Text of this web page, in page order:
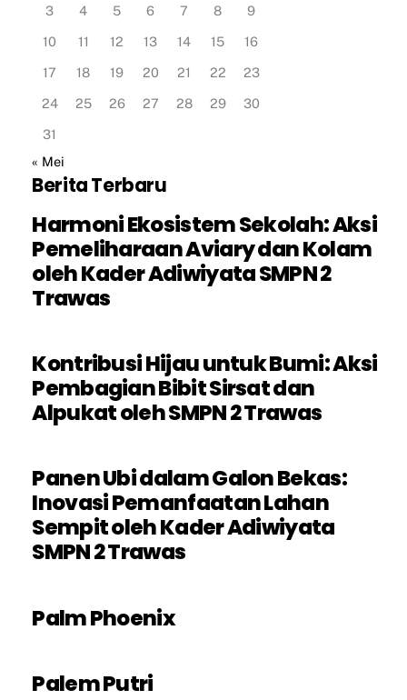
3
4 5 6 7 8
9
10
11 12 13 14 15
16
17
18 19 20 21 22
23
24
25 26 27 28 29
30
31
« Mei
Berita Terbaru
Harmoni Ekosistem Sekolah: Aksi
Pemeliharaan Aviary dan Kolam
oleh Kader Adiwiyata SMPN 2
Trawas
Kontribusi Hijau untuk Bumi: Aksi
Pembagian Bibit Sirsat dan
Alpukat oleh SMPN 2 Trawas
Panen Ubi dalam Galon Bekas:
Inovasi Pemanfaatan Lahan
Sempit oleh Kader Adiwiyata
SMPN 2 Trawas
Palm Phoenix
Palem Putri